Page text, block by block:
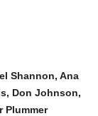
Shannon, Ana
Don Johnson,
Plummer